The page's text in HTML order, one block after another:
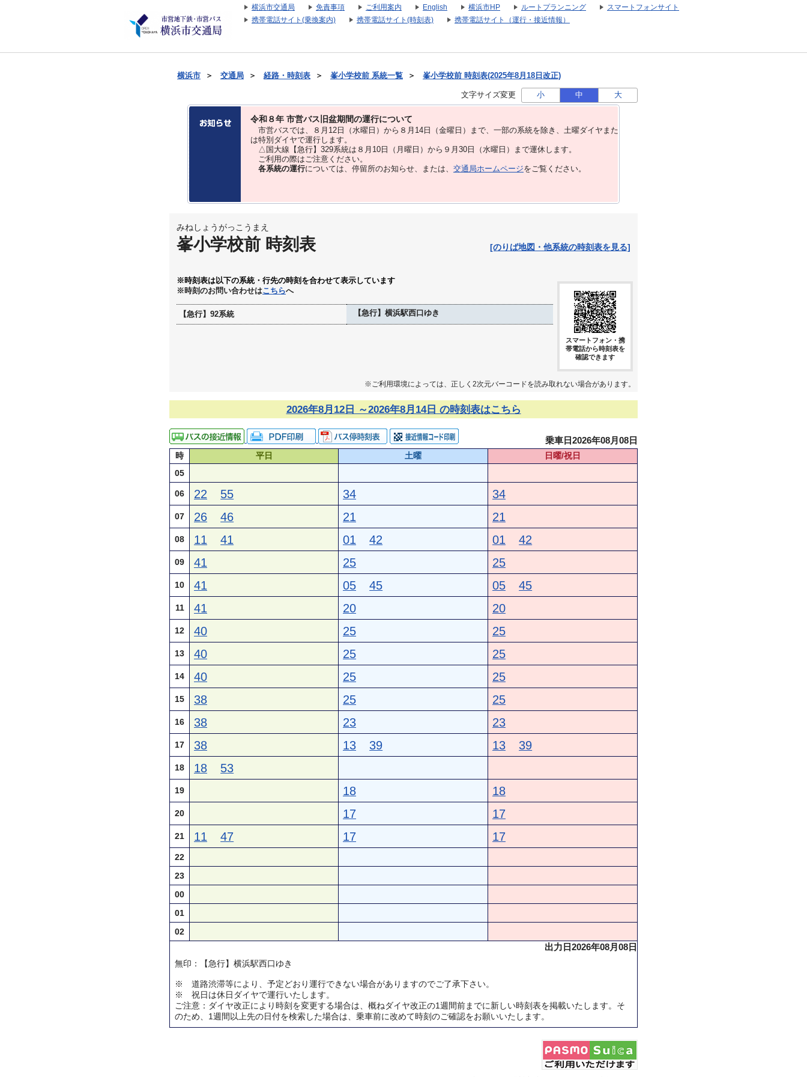
横浜市交通局 免責事項 ご利用案内 English 横浜市HP ルートプランニング
スマートフォンサイト
携帯電話サイト(乗換案内)
携帯電話サイト(時刻表) 携帯電話サイト（運行・接近情報）
横浜市 ＞ 交通局 ＞ 経路・時刻表 ＞ 峯小学校前 系統一覧 ＞ 峯小学校前 時刻表(2025年8月18日改正)
文字サイズ変更 小 中 大
令和８年 市営バス旧盆期間の運行について
市営バスでは、８⽉12⽇（水曜日）から８⽉14⽇（金曜日）まで、⼀部の系統を除き、⼟曜ダイヤまた
は特別ダイヤで運⾏します。
△国大線【急行】329系統は８月10日（月曜日）から９月30日（水曜日）まで運休します。
ご利用の際はご注意ください。
各系統の運行については、停留所のお知らせ、または、 交通局ホームページをご覧ください。
みねしょうがっこうまえ
峯小学校前 時刻表 [のりば地図・他系統の時刻表を見る]
※時刻表は以下の系統・行先の時刻を合わせて表示しています
※時刻のお問い合わせはこちらへ
【急行】92系統 【急行】横浜駅西口ゆき
スマートフォン・携
帯電話から時刻表を
確認できます
※ご利用環境によっては、正しく2次元バーコードを読み取れない場合があります。
2026年8月12日 ～2026年8月14日 の時刻表はこちら
乗車日2026年08月08日
時 平日 土曜
日曜/祝日
05
06 22 55 34 34
07 26 46 21 21
08 11 41 01 42 01 42
09 41 25 25
10 41 05 45 05 45
11 41 20 20
12 40 25 25
13 40 25 25
14 40 25 25
15 38 25 25
16 38 23 23
17 38 13 39 13 39
18 18 53
19 18 18
20 17 17
21 11 47 17 17
22
23
00
01
02
出力日2026年08月08日
無印：【急行】横浜駅西口ゆき
※ 道路渋滞等により、予定どおり運行できない場合がありますのでご了承下さい。
※ 祝日は休日ダイヤで運行いたします。
ご注意：ダイヤ改正により時刻を変更する場合は、概ねダイヤ改正の1週間前までに新しい時刻表を掲載いたします。そ
のため、1週間以上先の日付を検索した場合は、乗車前に改めて時刻のご確認をお願いいたします。